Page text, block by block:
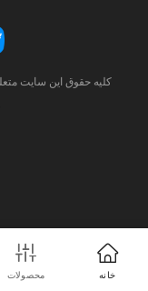
کلیه حقوق این سایت
خانه محصولات